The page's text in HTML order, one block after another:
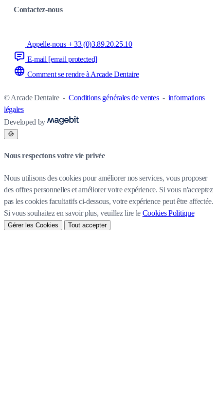
Contactez-nous
Appelle-nous + 33 (0)3.89.20.25.10
E-mail [email protected]
Comment se rendre à Arcade Dentaire
© Arcade Dentaire - Conditions générales de ventes - informations
légales
Developed by
🍪
Nous respectons votre vie privée
Nous utilisons des cookies pour améliorer nos services, vous proposer
des offres personnelles et améliorer votre expérience. Si vous n'acceptez
pas les cookies facultatifs ci-dessous, votre expérience peut être affectée.
Si vous souhaitez en savoir plus, veuillez lire le Cookies Politique
Gérer les Cookies Tout accepter